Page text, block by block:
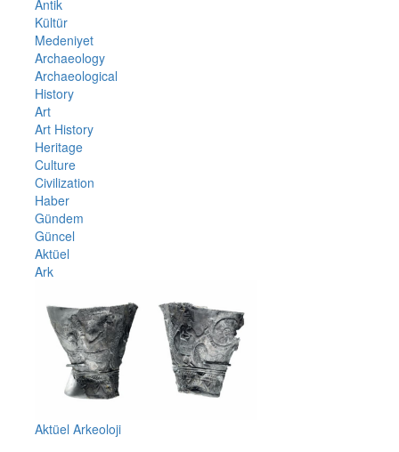
Antik
Kültür
Medeniyet
Archaeology
Archaeological
History
Art
Art History
Heritage
Culture
Civilization
Haber
Gündem
Güncel
Aktüel
Ark
Aktüel Arkeoloji